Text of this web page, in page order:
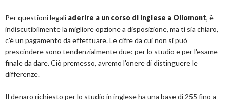
Per questioni legali aderire a un corso di inglese a Ollomont, è
indiscutibilmente la migliore opzione a disposizione, ma ti sia chiaro,
c'è un pagamento da effettuare. Le cifre da cui non si può
prescindere sono tendenzialmente due: per lo studio e per l'esame
finale da dare. Ciò premesso, avremo l'onere di distinguere le
differenze.
Il denaro richiesto per lo studio in inglese ha una base di 255 fino a